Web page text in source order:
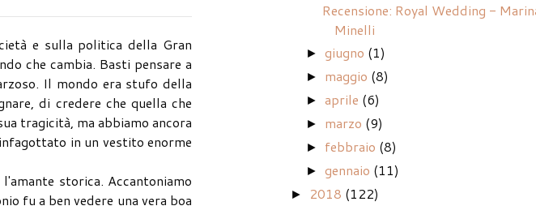
e sulla politica della Gran
che cambia. Basti pensare a
Il mondo era stufo della
di credere che quella che
tragicità, ma abbiamo ancora
in un vestito enorme
storica. Accantoniamo
fu a ben vedere una vera boa
Recensione: Royal Wedding -
Minelli
►giugno (1)
► maggio (8)
►aprile (6)
► marzo (9)
► febbraio (8)
►gennaio (11)
► 2018 (122)